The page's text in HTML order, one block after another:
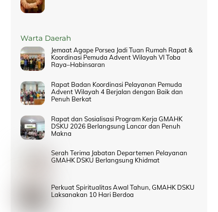
Warta Daerah
Jemaat Agape Porsea Jadi Tuan Rumah Rapat &
Koordinasi Pemuda Advent Wilayah VI Toba
Raya–Habinsaran
Rapat Badan Koordinasi Pelayanan Pemuda
Advent Wilayah 4 Berjalan dengan Baik dan
Penuh Berkat
Rapat dan Sosialisasi Program Kerja GMAHK
DSKU 2026 Berlangsung Lancar dan Penuh
Makna
Serah Terima Jabatan Departemen Pelayanan
GMAHK DSKU Berlangsung Khidmat
Perkuat Spiritualitas Awal Tahun, GMAHK DSKU
Laksanakan 10 Hari Berdoa